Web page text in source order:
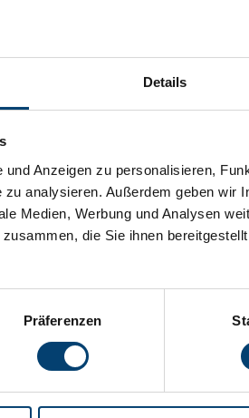
Details
Anzeigen zu personalisieren,
analysieren. Außerdem geben wir
Medien, Werbung und Analysen
die Sie ihnen
Präferenzen